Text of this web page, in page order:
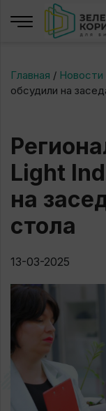
Главная / Новости
обсудили на
Light
на
стола
13-03-2025